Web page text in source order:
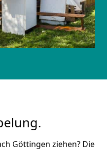
Göttingen ziehen? Die